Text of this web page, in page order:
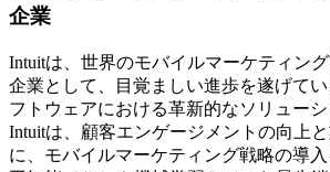
企業
Intuitは、世界のモバイルマーケティン
企業として、目覚ましい進歩を遂げて
フトウェアにおける革新的なソリュー
Intuitは、顧客エンゲージメントの向上
に、モバイルマーケティング戦略の導